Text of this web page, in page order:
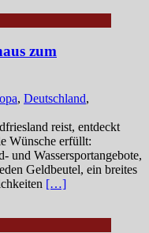
zum
, Deutschland,
reist, entdeckt
Wünsche erfüllt:
und Wassersportangebote,
Geldbeutel, ein breites
[…]